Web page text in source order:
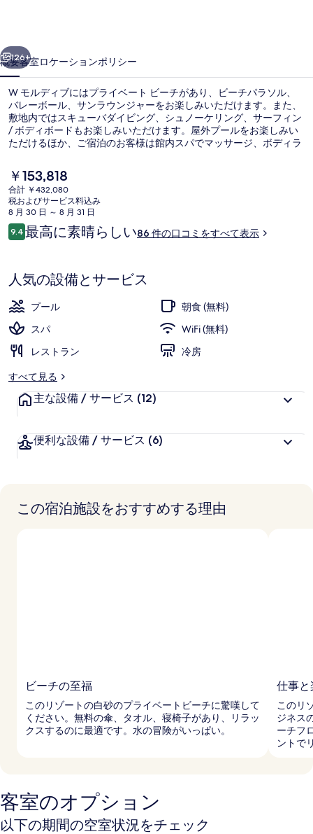
写
真
ギ
ャ
ラ
リ
ー
次へ
126+
概要客室ロケーションポリシー
W モルディブにはプライベート ビーチがあり、ビーチパラソル、
バレーボール、サンラウンジャーをお楽しみいただけます。また、
敷地内ではスキューバダイビング、シュノーケリング、サーフィン
/ ボディボードもお楽しみいただけます。屋外プールをお楽しみい
ただけるほか、ご宿泊のお客様は館内スパでマッサージ、ボディラ
館内には 3 か所のレストランがあり、3 か所のバー / ラウンジでは
冷たいお飲み物をお楽しみいただけます。この高級リゾートにある
その他設備にはプールサイドバー、24 時間営業のフィットネスセ
ンター、およびフィットネスセンターがあります。
現
在
の
料
金
は
す
￥153,818
合計 ￥432,080
税およびサービス料込み
8 月 30 日 ～ 8 月 31 日
口
コ
9.410段階中9.4
最高に素晴らしい86 件の口コミをすべて表示
人気の設備とサービス
プール
朝食 (無料)
スパ
WiFi (無料)
レストラン
冷房
すべて見る
主な設備 / サービス (12)
便利な設備 / サービス (6)
この宿泊施設をおすすめする理由
ビーチの至福
このリゾートの白砂のプライベートビーチに驚嘆して
ください。無料の傘、タオル、寝椅子があり、リラッ
クスするのに最適です。水の冒険がいっぱい。
仕事と
このリ
ジネス
ーチフ
ントで
客室のオプション
以下の期間の空室状況をチェック